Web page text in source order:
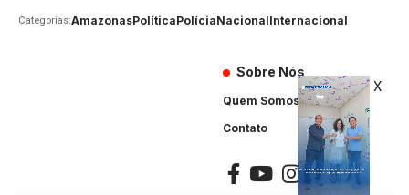
Categorias:AmazonasPolíticaPolíciaNacionalInternacional
Sobre Nós
Quem Somos
Contato
X